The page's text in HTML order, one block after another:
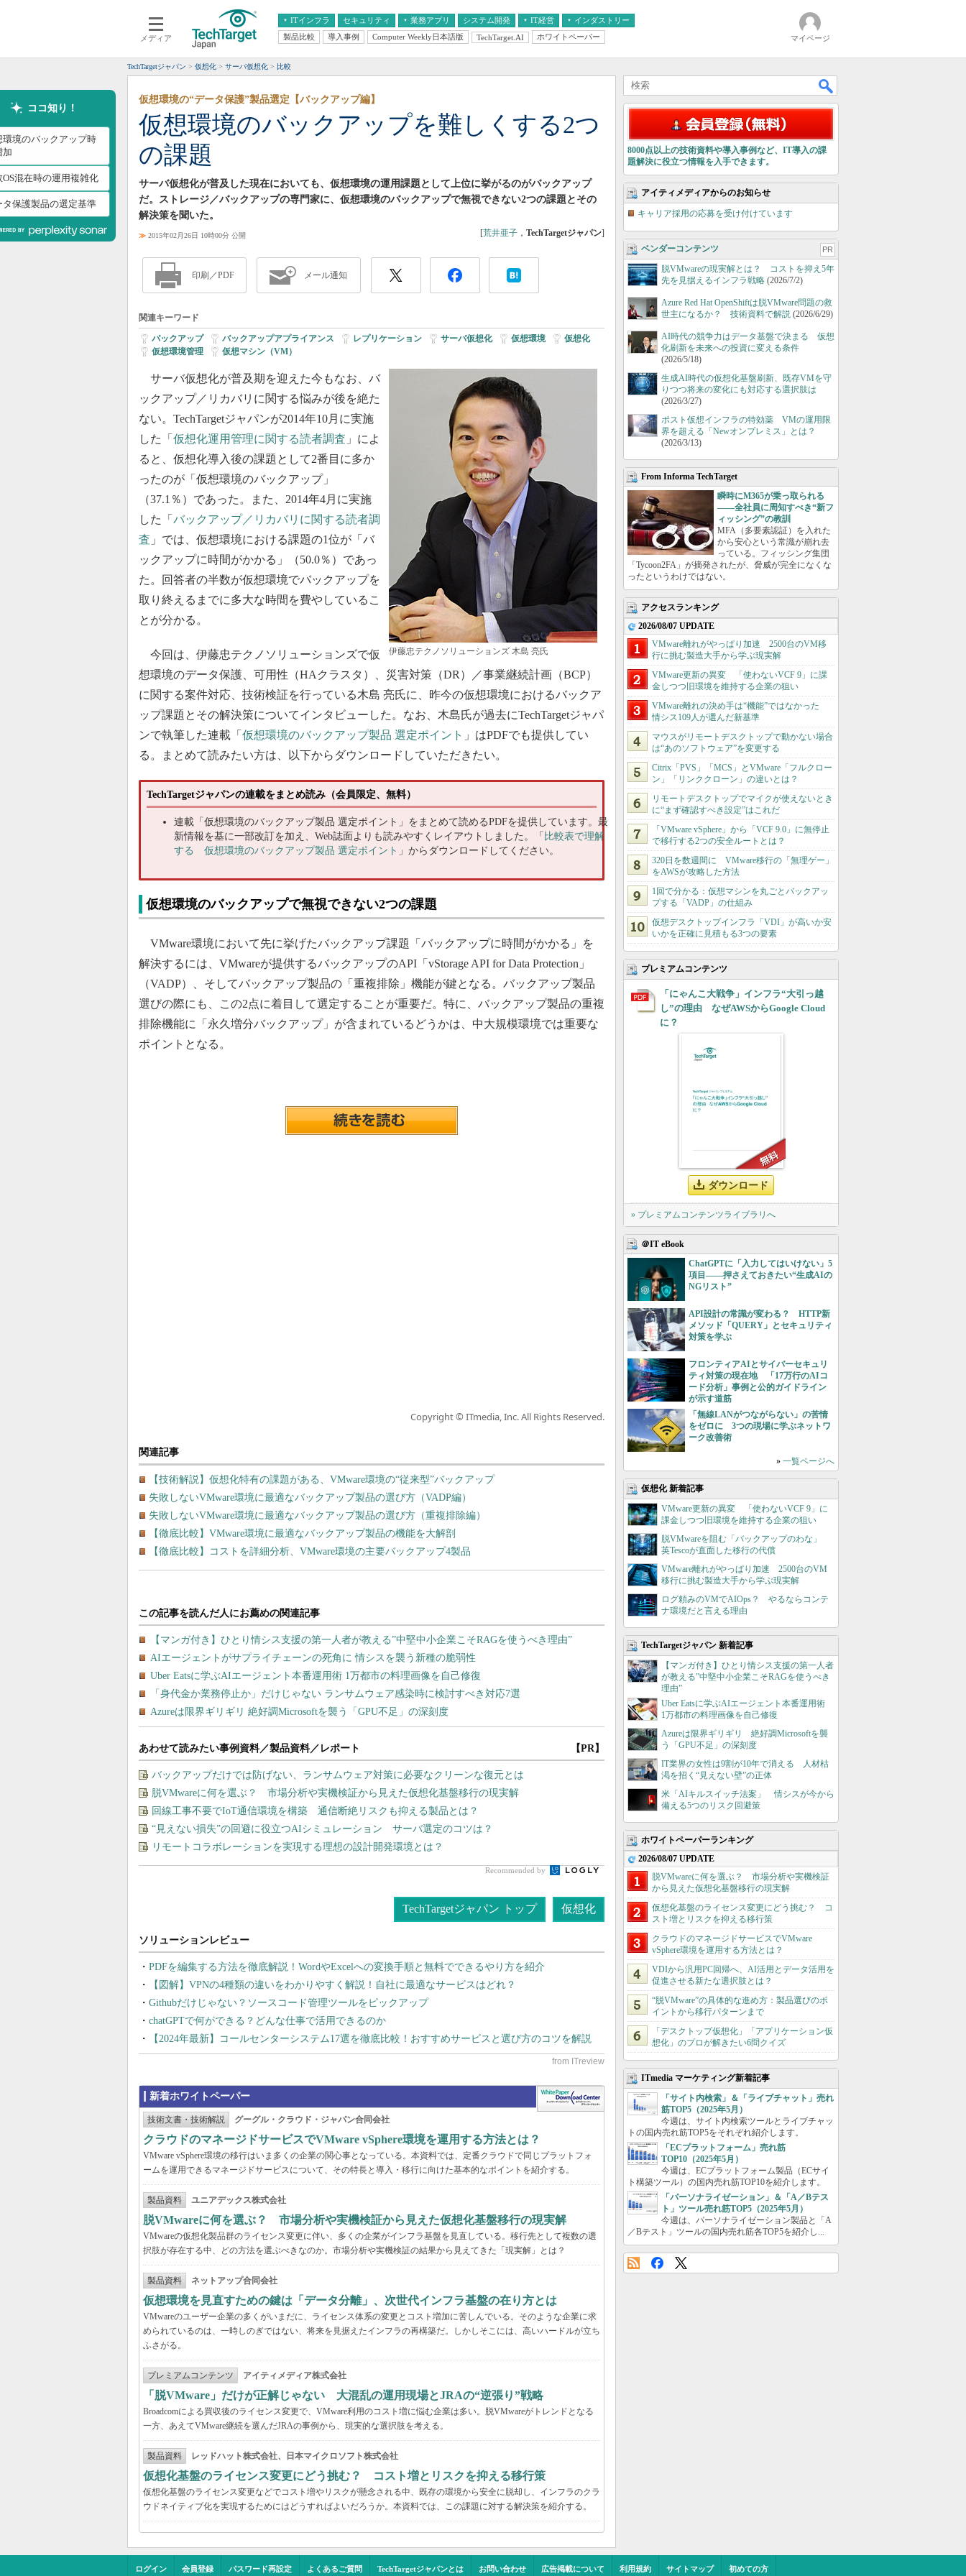
メディア
ITインフラ
クラウド
スマートモバイル
ネットワーク
システム運用管理
セキュリティ 業務アプリ
エンタープライズAI
ERP
CX
情報系システム
システム開発 IT経営
経営とIT
インダストリー
医療IT
製品比較 導入事例 Computer Weekly日本語版 TechTarget.AI ホワイトペーパー マイページ
TechTargetジャパン 仮想化 サーバ仮想化 比較
ココ知り！
環境のバックアップ時
加
OS混在時の運用複雑化
タ保護製品の選定基準
仮想環境のバックアップを難しくする2つ
の課題
仮想環境の“データ保護”製品選定【バックアップ編】
サーバ仮想化が普及した現在においても、仮想環境の運用課題として上位に挙がるのがバックアップ
だ。ストレージ／バックアップの専門家に、仮想環境のバックアップで無視できない2つの課題とその
解決策を聞いた。
≫ 2015年02月26日 10時00分 公開 [荒井亜子 ， TechTargetジャパン]
印刷／PDF メール通知
関連キーワード
バックアップ| バックアップアプライアンス レプリケーション サーバ仮想化| 仮想環境 仮想化|
仮想環境管理
仮想マシン（VM）
伊藤忠テクノソリューションズ 木島 亮氏
サーバ仮想化が普及期を迎えた今もなお、バ
ックアップ／リカバリに関する悩みが後を絶た
ない。TechTargetジャパンが2014年10月に実施
した「 仮想化運用管理に関する読者調査 」によ
ると、仮想化導入後の課題として2番目に多か
ったのが「仮想環境のバックアップ」
（37.1％）であった。また、2014年4月に実施
した「 バックアップ／リカバリに関する読者調
査 」では、仮想環境における課題の1位が「バ
ックアップに時間がかかる」（50.0％）であっ
た。回答者の半数が仮想環境でバックアップを
取り終えるまでに多大な時間を費やしているこ
とが分かる。
今回は、伊藤忠テクノソリューションズで仮
想環境のデータ保護、可用性（HAクラスタ）、災害対策（DR）／事業継続計画（BCP）
に関する案件対応、技術検証を行っている木島 亮氏に、昨今の仮想環境におけるバックア
ップ課題とその解決策についてインタビューした。なお、木島氏が過去にTechTargetジャパ
ンで執筆した連載「 仮想環境のバックアップ製品 選定ポイント 」はPDFでも提供してい
る。まとめて読みたい方は、以下からダウンロードしていただきたい。
TechTargetジャパンの連載をまとめ読み（会員限定、無料）
連載「仮想環境のバックアップ製品 選定ポイント」をまとめて読めるPDFを提供しています。最
新情報を基に一部改訂を加え、Web誌面よりも読みやすくレイアウトしました。「 比較表で理解
する 仮想環境のバックアップ製品 選定ポイント 」からダウンロードしてください。
仮想環境のバックアップで無視できない2つの課題
VMware環境において先に挙げたバックアップ課題「バックアップに時間がかかる」を
解決するには、VMwareが提供するバックアップのAPI「vStorage API for Data Protection」
（VADP）、そしてバックアップ製品の「重複排除」機能が鍵となる。バックアップ製品
選びの際にも、この2点に着目して選定することが重要だ。特に、バックアップ製品の重複
排除機能に「永久増分バックアップ」が含まれているどうかは、中大規模環境では重要な
ポイントとなる。
Copyright © ITmedia, Inc. All Rights Reserved.
関連記事
【技術解説】仮想化特有の課題がある、VMware環境の“従来型”バックアップ
失敗しないVMware環境に最適なバックアップ製品の選び方（VADP編）
失敗しないVMware環境に最適なバックアップ製品の選び方（重複排除編）
【徹底比較】VMware環境に最適なバックアップ製品の機能を大解剖
【徹底比較】コストを詳細分析、VMware環境の主要バックアップ4製品
あわせて読みたい事例資料／製品資料／レポート 【PR】
バックアップだけでは防げない、ランサムウェア対策に必要なクリーンな復元とは
脱VMwareに何を選ぶ？ 市場分析や実機検証から見えた仮想化基盤移行の現実解
回線工事不要でIoT通信環境を構築 通信断絶リスクも抑える製品とは？
“見えない損失”の回避に役立つAIシミュレーション サーバ選定のコツは？
リモートコラボレーションを実現する理想の設計開発環境とは？
Recommended by
TechTargetジャパン トップ 仮想化
PDFを編集する方法を徹底解説！WordやExcelへの変換手順と無料でできるやり方を紹介
【図解】VPNの4種類の違いをわかりやすく解説！自社に最適なサービスはどれ？
Githubだけじゃない？ソースコード管理ツールをピックアップ
chatGPTで何ができる？どんな仕事で活用できるのか
【2024年最新】コールセンターシステム17選を徹底比較！おすすめサービスと選び方のコツを解説
新着ホワイトペーパー
技術文書・技術解説 グーグル・クラウド・ジャパン合同会社
クラウドのマネージドサービスでVMware vSphere環境を運用する方法とは？
VMware vSphere環境の移行はいま多くの企業の関心事となっている。本資料では、定番クラウドで同じプラットフォ
ームを運用できるマネージドサービスについて、その特長と導入・移行に向けた基本的なポイントを紹介する。
製品資料 ユニアデックス株式会社
脱VMwareに何を選ぶ？ 市場分析や実機検証から見えた仮想化基盤移行の現実解
VMwareの仮想化製品群のライセンス変更に伴い、多くの企業がインフラ基盤を見直している。移行先として複数の選
択肢が存在する中、どの方法を選ぶべきなのか。市場分析や実機検証の結果から見えてきた「現実解」とは？
製品資料 ネットアップ合同会社
仮想環境を見直すための鍵は「データ分離」、次世代インフラ基盤の在り方とは
VMwareのユーザー企業の多くがいまだに、ライセンス体系の変更とコスト増加に苦しんでいる。そのような企業に求
められているのは、一時しのぎではない、将来を見据えたインフラの再構築だ。しかしそこには、高いハードルが立ち
ふさがる。
プレミアムコンテンツ アイティメディア株式会社
「脱VMware」だけが正解じゃない 大混乱の運用現場とJRAの“逆張り”戦略
Broadcomによる買収後のライセンス変更で、VMware利用のコスト増に悩む企業は多い。脱VMwareがトレンドとなる
一方、あえてVMware継続を選んだJRAの事例から、現実的な選択肢を考える。
製品資料 レッドハット株式会社、日本マイクロソフト株式会社
仮想化基盤のライセンス変更にどう挑む？ コスト増とリスクを抑える移行策
仮想化基盤のライセンス変更などでコスト増やリスクが懸念される中、既存の環境から安全に脱却し、インフラのクラ
ウドネイティブ化を実現するためにはどうすればよいだろうか。本資料では、この課題に対する解決策を紹介する。
8000点以上の技術資料や導入事例など、IT導入の課
題解決に役立つ情報を入手できます。
アイティメディアからのお知らせ
キャリア採用の応募を受け付けています
ベンダーコンテンツ PR
脱VMwareの現実解とは？ コストを抑え5年
先を見据えるインフラ戦略 (2026/7/2)
Azure Red Hat OpenShiftは脱VMware問題の救
世主になるか？ 技術資料で解説 (2026/6/29)
AI時代の競争力はデータ基盤で決まる 仮想
化刷新を未来への投資に変える条件
(2026/5/18)
生成AI時代の仮想化基盤刷新、既存VMを守
りつつ将来の変化にも対応する選択肢は
(2026/3/27)
ポスト仮想インフラの特効薬 VMの運用限
界を超える「Newオンプレミス」とは？
(2026/3/13)
From Informa TechTarget
瞬時にM365が乗っ取られる
――全社員に周知すべき“新フ
ィッシング”の教訓
MFA（多要素認証）を入れた
から安心という常識が崩れ去
っている。フィッシング集団
「Tycoon2FA」が摘発されたが、脅威が完全になくな
ったというわけではない。
アクセスランキング
2026/08/07 UPDATE
VMware離れがやっぱり加速 2500台のVM移
行に挑む製造大手から学ぶ現実解
VMware更新の異変 「使わないVCF 9」に課
金しつつ旧環境を維持する企業の狙い
VMware離れの決め手は“機能”ではなかった
情シス109人が選んだ新基準
マウスがリモートデスクトップで動かない場合
は“あのソフトウェア”を変更する
Citrix「PVS」「MCS」とVMware「フルクロー
ン」「リンククローン」の違いとは？
リモートデスクトップでマイクが使えないとき
に“まず確認すべき設定”はこれだ
「VMware vSphere」から「VCF 9.0」に無停止
で移行する2つの安全ルートとは？
320日を数週間に VMware移行の「無理ゲー」
をAWSが攻略した方法
1回で分かる：仮想マシンを丸ごとバックアッ
プする「VADP」の仕組み
仮想デスクトップインフラ「VDI」が高いか安
いかを正確に見積もる3つの要素
プレミアムコンテンツ
「にゃんこ大戦争」インフラ“大引っ越
し”の理由 なぜAWSからGoogle Cloud
に？
ダウンロード
» プレミアムコンテンツライブラリへ
＠IT eBook
ChatGPTに「入力してはいけない」5
項目――押さえておきたい“生成AIの
NGリスト”
API設計の常識が変わる？ HTTP新
メソッド「QUERY」とセキュリティ
対策を学ぶ
フロンティアAIとサイバーセキュリ
ティ対策の現在地 「17万行のAIコ
ード分析」事例と公的ガイドライン
が示す道筋
「無線LANがつながらない」の苦情
をゼロに 3つの現場に学ぶネットワ
ーク改善術
» 一覧ページへ
仮想化 新着記事
VMware更新の異変 「使わないVCF 9」に
課金しつつ旧環境を維持する企業の狙い
脱VMwareを阻む「バックアップのわな」
英Tescoが直面した移行の代償
VMware離れがやっぱり加速 2500台のVM
移行に挑む製造大手から学ぶ現実解
ログ頼みのVMでAIOps？ やるならコンテ
ナ環境だと言える理由
TechTargetジャパン 新着記事
【マンガ付き】ひとり情シス支援の第一人者
が教える”中堅中小企業こそRAGを使うべき
理由”
Uber Eatsに学ぶAIエージェント本番運用術
1万都市の料理画像を自己修復
Azureは限界ギリギリ 絶好調Microsoftを襲
う「GPU不足」の深刻度
IT業界の女性は9割が10年で消える 人材枯
渇を招く“見えない壁”の正体
米「AIキルスイッチ法案」 情シスが今から
備える5つのリスク回避策
ホワイトペーパーランキング
2026/08/07 UPDATE
脱VMwareに何を選ぶ？ 市場分析や実機検証
から見えた仮想化基盤移行の現実解
仮想化基盤のライセンス変更にどう挑む？ コ
スト増とリスクを抑える移行策
クラウドのマネージドサービスでVMware
vSphere環境を運用する方法とは？
VDIから汎用PC回帰へ、AI活用とデータ活用を
促進させる新たな選択肢とは？
“脱VMware”の具体的な進め方：製品選びのポ
イントから移行パターンまで
「デスクトップ仮想化」「アプリケーション仮
想化」のプロが解きたい6問クイズ
ITmedia マーケティング新着記事
「サイト内検索」＆「ライブチャット」売れ
筋TOP5（2025年5月）
今週は、サイト内検索ツールとライブチャッ
トの国内売れ筋TOP5をそれぞれ紹介します。
「ECプラットフォーム」売れ筋
TOP10（2025年5月）
今週は、ECプラットフォーム製品（ECサイ
ト構築ツール）の国内売れ筋TOP10を紹介します。
「パーソナライゼーション」＆「A／Bテス
ト」ツール売れ筋TOP5（2025年5月）
今週は、パーソナライゼーション製品と「A
／Bテスト」ツールの国内売れ筋各TOP5を紹介し...
ログイン 会員登録 パスワード再設定 よくあるご質問 TechTargetジャパンとは お問い合わせ 広告掲載について 利用規約 サイトマップ 初めての方